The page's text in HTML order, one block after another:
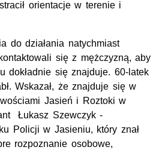
orientacje w terenie i
do działania natychmiast
się z mężczyzną, aby
dokładnie się znajduje. 60-latek
Wskazał, że znajduje się w
Jasień i Roztoki w
Łukasz Szewczyk -
Policji w Jasieniu, który znał
rozpoznanie osobowe,